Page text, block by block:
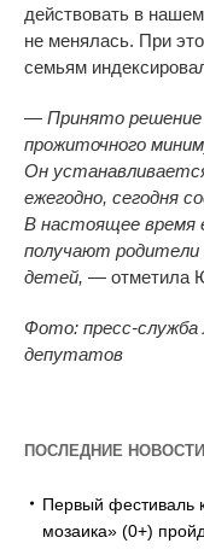
действовать в нашем
не менялась. При
семьям
— Принято
прожиточного
Он
ежегодно, сегодня
В настоящее время
получают родители
детей, — отметила
Фото: пресс-служба
депутатов
ПОСЛЕДНИЕ НОВОСТИ
Первый фестиваль
мозаика» (0+)